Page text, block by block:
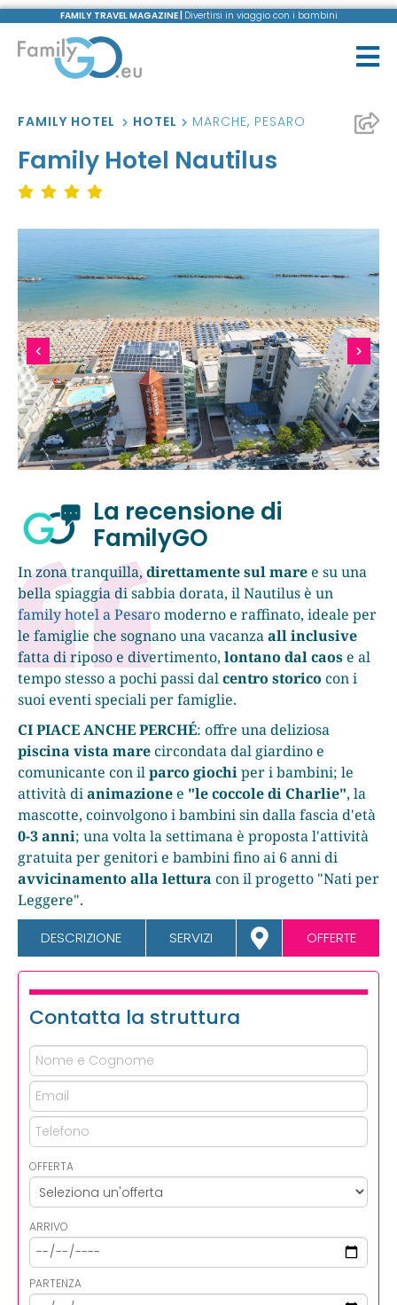
FAMILY TRAVEL MAGAZINE | Divertirsi in viaggio con i bambini
FAMILY HOTEL HOTEL MARCHE, PESARO
Family Hotel Nautilus
La recensione di
FamilyGO
In zona tranquilla,direttamente sul maree su una
bella spiaggia di sabbia dorata, il Nautilus è un
family hotel a Pesaromoderno e raffinato, ideale per
le famiglie che sognano una vacanzaall inclusive
fatta di riposo e divertimento, lontano dal caose al
tempo stesso a pochi passi dalcentro storico con i
suoi eventi speciali per famiglie.
CI PIACE ANCHE PERCHÉ: offre una deliziosa
piscina vista marecircondata dal giardino e
comunicante con ilparco giochiper i bambini; le
attività dianimazionee "le coccole di Charlie", la
mascotte, coinvolgono i bambini sin dalla fascia d'età
0-3 anni; una volta la settimana è proposta l'attività
gratuita per genitori e bambini fino ai 6 anni di
avvicinamento alla lettura con il progetto "Nati per
Leggere".
DESCRIZIONE SERVIZI OFFERTE
Contatta la struttura
OFFERTA
ARRIVO
PARTENZA